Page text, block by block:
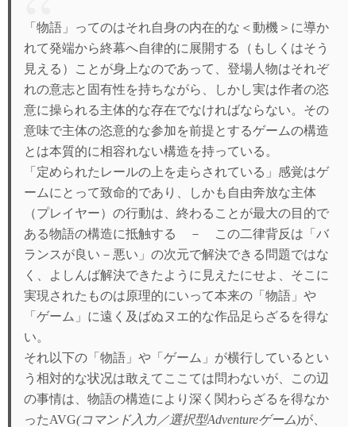
「物語」ってのはそれ自身の内在的な＜動機＞に導か
れて発端から終幕へ自律的に展開する（もしくはそう
見える）ことが身上なのであって、登場人物はそれぞ
れの意志と固有性を持ちながら、しかし実は作者の恣
意に操られる主体的な存在でなければならない。その
意味で主体の恣意的な参加を前提とするゲームの構造
とは本質的に相容れない構造を持っている。
「定められたレールの上を走らされている」感覚はゲ
ームにとって致命的であり、しかも自由奔放な主体
（プレイヤー）の行動は、終わることが最大の目的で
ある物語の構造に抵触する － この二律背反は「バ
ランスが良い－悪い」の次元で解決できる問題ではな
く、よしんば解決できたように見えたにせよ、そこに
実現されたものは原理的にいって本来の「物語」や
「ゲーム」に遠く及ばぬヌエ的な作品足らざるを得な
い。
それ以下の「物語」や「ゲーム」が横行しているとい
う相対的な状况は敢えてここては問わないが、この辺
の事情は、物語の構造により深く関わらざるを得なか
ったAVG(コマンド入力／選択型Adventureゲーム)が、